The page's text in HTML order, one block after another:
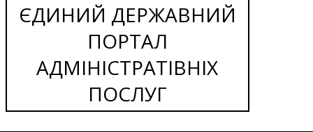
ЄДИНИЙ ДЕРЖАВНИЙ
ПОРТАЛ
АДМІНІСТРАТІВНІХ
ПОСЛУГ